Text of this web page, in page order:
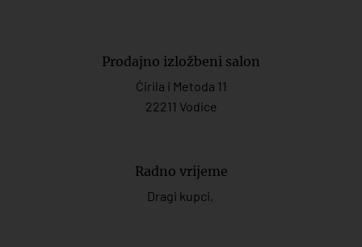
Prodajno izložbeni salon
Ćirila i Metoda 11
22211 Vodice
Radno vrijeme
Dragi kupci,